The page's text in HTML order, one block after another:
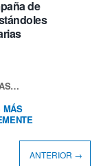
de
MÁS
ANTERIOR →